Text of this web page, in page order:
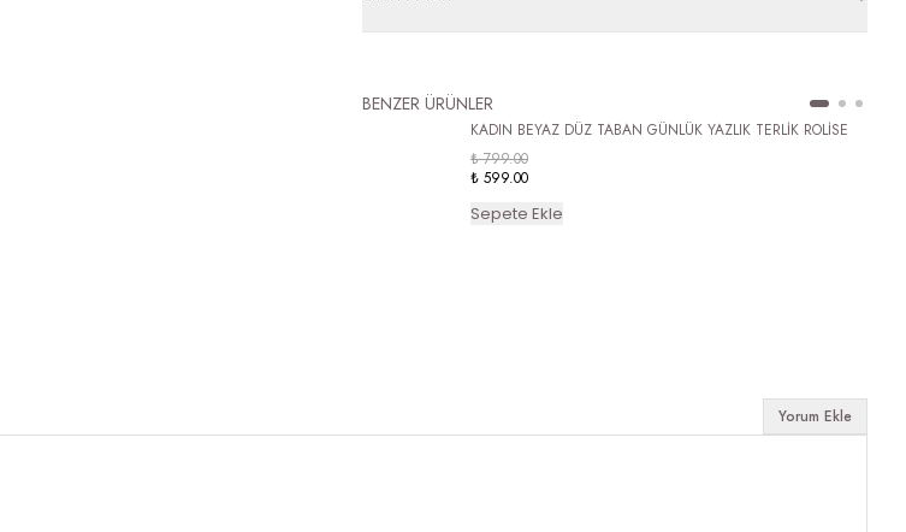
BENZER ÜRÜNLER
KADIN BEYAZ DÜZ TABAN GÜNLÜK YAZLIK TERLİK ROLİSE
₺ 799.00
₺ 599.00
Sepete Ekle
Yorum Ekle